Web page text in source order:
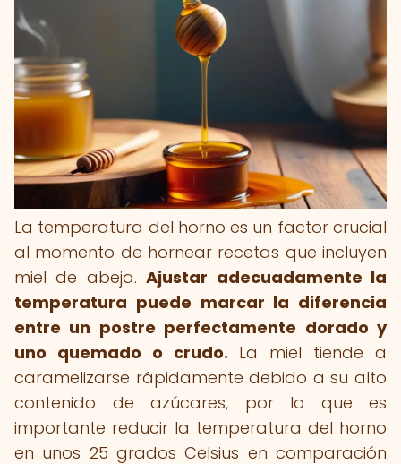
La temperatura del horno es un factor crucial
al momento de hornear recetas que incluyen
miel de abeja.Ajustar adecuadamente la
temperatura puede marcar la diferencia
entre un postre perfectamente dorado y
uno quemado o crudo. La miel tiende a
caramelizarse rápidamente debido a su alto
contenido de azúcares, por lo que es
importante reducir la temperatura del horno
en unos 25 grados Celsius en comparación